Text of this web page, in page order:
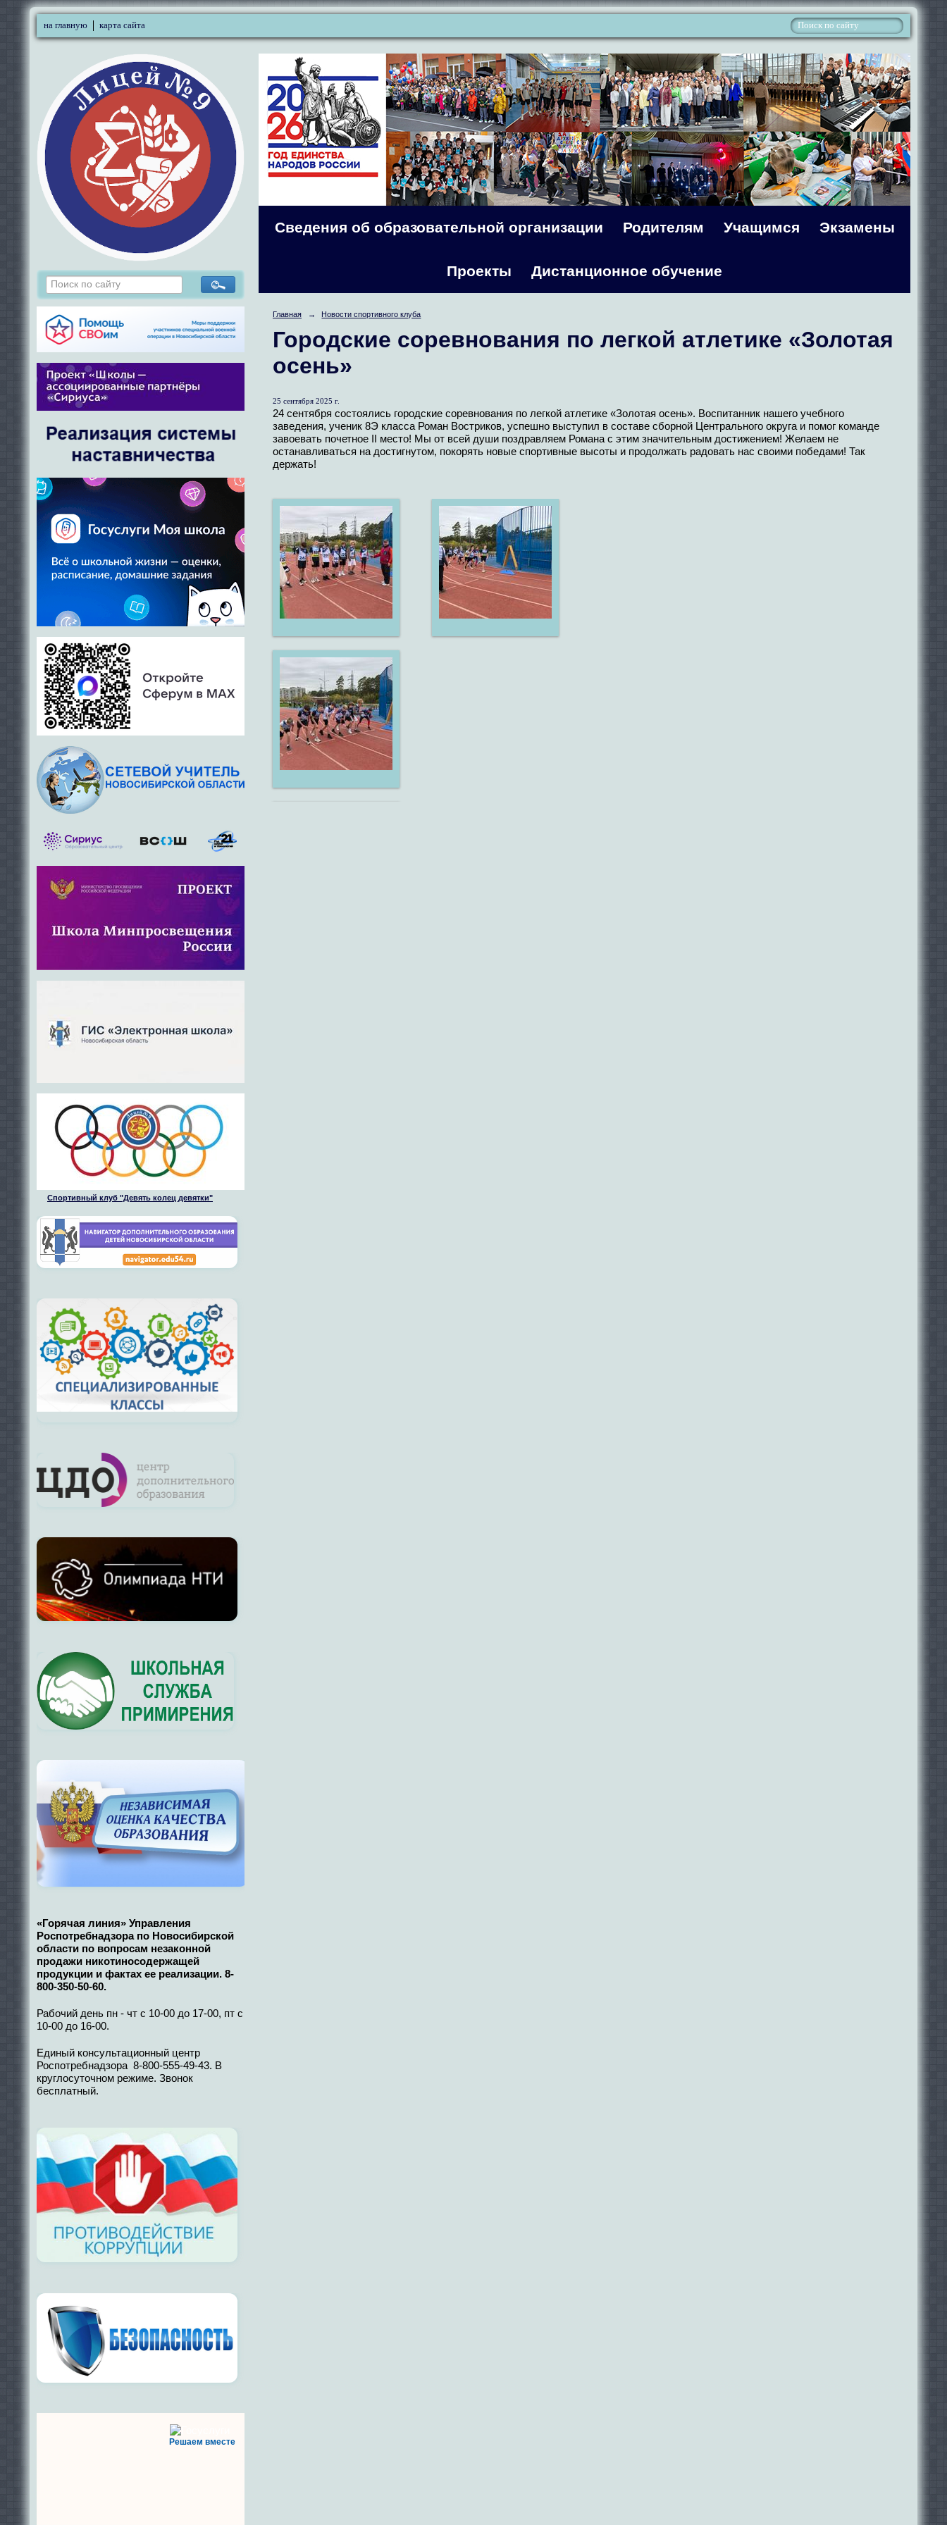
на главную карта сайта
Спортивный клуб "Девять колец девятки"
«Горячая линия» Управления
Роспотребнадзора по Новосибирской
области по вопросам незаконной
продажи никотиносодержащей
продукции и фактах ее реализации. 8-
800-350-50-60.
Рабочий день пн - чт с 10-00 до 17-00, пт с
10-00 до 16-00.
Единый консультационный центр
Роспотребнадзора 8-800-555-49-43. В
круглосуточном режиме. Звонок
бесплатный.
Решаем вместе
Сведения об образовательной организации Родителям Учащимся Экзамены
Проекты Дистанционное обучение
Главная → Новости спортивного клуба
Городские соревнования по легкой атлетике «Золотая
осень»
25 сентября 2025 г.
24 сентября состоялись городские соревнования по легкой атлетике «Золотая осень». Воспитанник нашего учебного
заведения, ученик 8Э класса Роман Востриков, успешно выступил в составе сборной Центрального округа и помог команде
завоевать почетное II место! Мы от всей души поздравляем Романа с этим значительным достижением! Желаем не
останавливаться на достигнутом, покорять новые спортивные высоты и продолжать радовать нас своими победами! Так
держать!